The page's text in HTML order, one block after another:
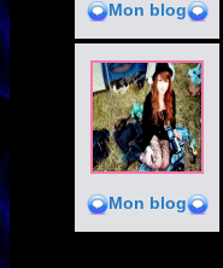
Mon blog
Mon blog